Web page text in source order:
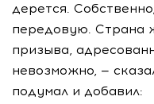
дерется.
передовую. Страна
призыва,
невозможно, —
подумал и добавил: